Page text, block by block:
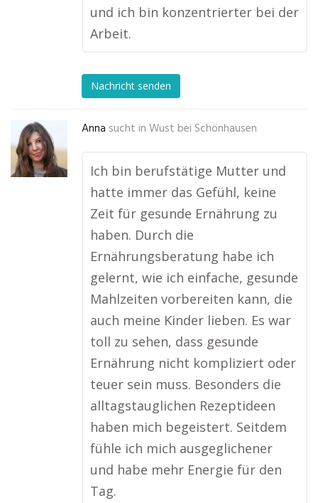
und ich bin konzentrierter bei der
Arbeit.
Nachricht senden
Anna sucht in Wust bei Schönhausen
Ich bin berufstätige Mutter und
hatte immer das Gefühl, keine
Zeit für gesunde Ernährung zu
haben. Durch die
Ernährungsberatung habe ich
gelernt, wie ich einfache, gesunde
Mahlzeiten vorbereiten kann, die
auch meine Kinder lieben. Es war
toll zu sehen, dass gesunde
Ernährung nicht kompliziert oder
teuer sein muss. Besonders die
alltagstauglichen Rezeptideen
haben mich begeistert. Seitdem
fühle ich mich ausgeglichener
und habe mehr Energie für den
Tag.